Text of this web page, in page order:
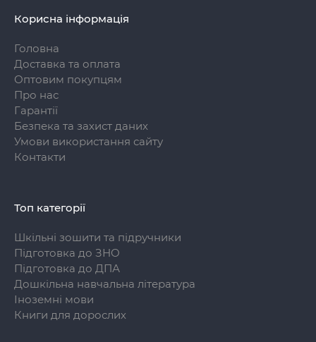
Корисна інформація
Головна
Доставка та оплата
Оптовим покупцям
Про нас
Гарантії
Безпека та захист даних
Умови використання сайту
Контакти
Топ категорії
Шкільні зошити та підручники
Підготовка до ЗНО
Підготовка до ДПА
Дошкільна навчальна література
Іноземні мови
Книги для дорослих